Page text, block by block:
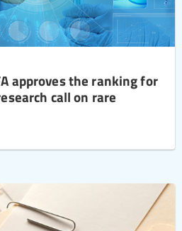
approves the ranking for
call on rare